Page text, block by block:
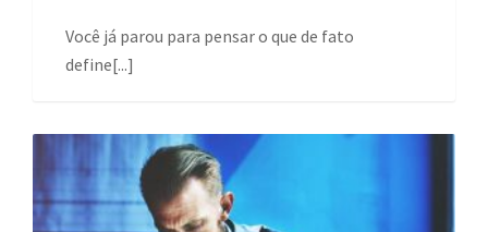
Você já parou para pensar o que de fato
define[...]